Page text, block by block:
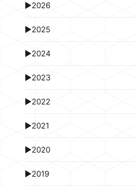
►2026
►2025
►2024
►2023
►2022
►2021
►2020
►2019